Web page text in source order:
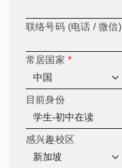
联络号码 (电话 / 微信)
常居国家 *
目前身份
感兴趣校区